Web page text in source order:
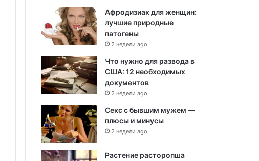
Афродизиак для женщин:
лучшие природные
патогены
2 недели ago
Что нужно для развода в
США: 12 необходимых
документов
2 недели ago
Секс с бывшим мужем —
плюсы и минусы
2 недели ago
Растение расторопша